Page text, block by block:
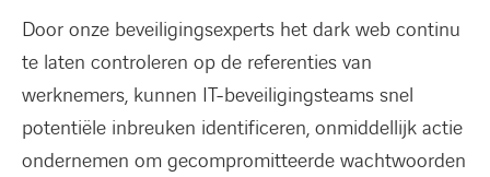
FACEBOOKLINKEDINYOUTUBE
Door onze beveiligingsexperts het dark web continu
te laten controleren op de referenties van
werknemers, kunnen IT-beveiligingsteams snel
potentiële inbreuken identificeren, onmiddellijk actie
ondernemen om gecompromitteerde wachtwoorden